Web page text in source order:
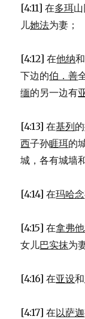
[4:11] 在多珥
儿她法为妻；
[4:12] 在他纳和
下边的伯．善
缅的另一边有
[4:13] 在基列的
西子孙睚珥的
城，各有城墙
[4:14] 在玛哈念
[4:15] 在拿弗
女儿巴实抹为
[4:16] 在亚设和
[4:17] 在以萨迦